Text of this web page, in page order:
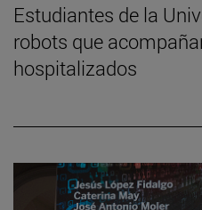
Estudiantes de la
robots que
hospitalizados